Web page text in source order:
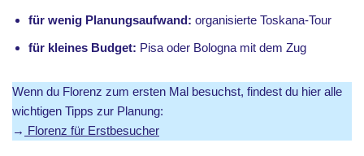
für wenig Planungsaufwand: organisierte Toskana-Tour
für kleines Budget: Pisa oder Bologna mit dem Zug
Wenn du Florenz zum ersten Mal besuchst, findest du hier alle
wichtigen Tipps zur Planung:
→ Florenz für Erstbesucher